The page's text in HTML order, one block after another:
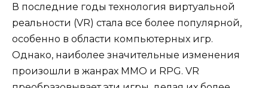
В последние годы технология виртуальной
реальности (VR) стала все более популярной,
особенно в области компьютерных игр.
Однако, наиболее значительные изменения
произошли в жанрах MMO и RPG. VR